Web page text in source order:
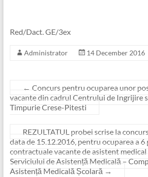
Red/Dact. GE/3ex
Administrator 14 December 2016
← Concurs pentru ocuparea unor
vacante din cadrul Centrului de Ingrijire
Timpurie Crese-Pitesti
REZULTATUL probei scrise la
data de 15.12.2016, pentru ocuparea a 6
contractuale vacante de asistent medical
Serviciului de Asistență Medicală –
Asistență Medicală Școlară →